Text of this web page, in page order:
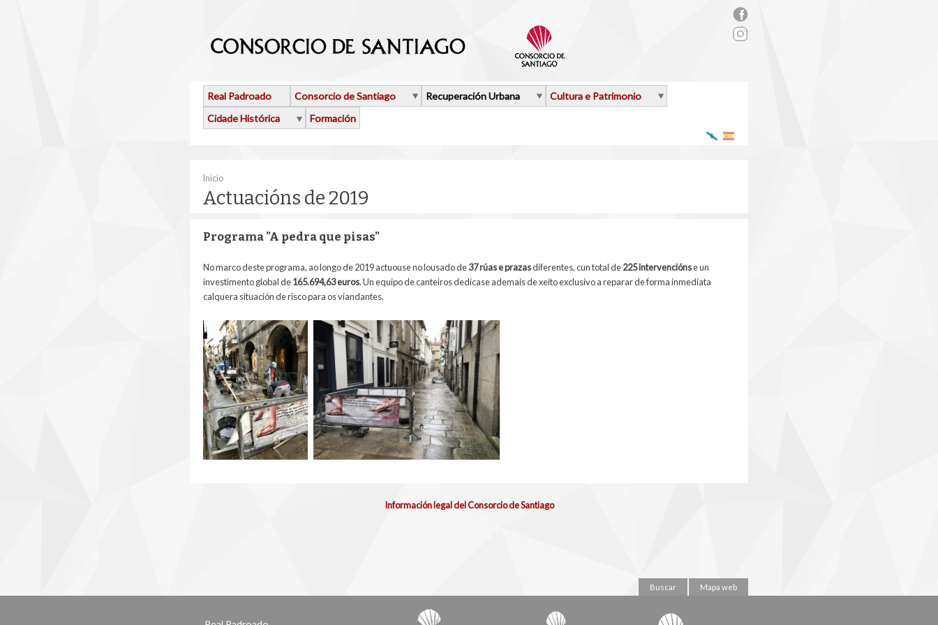
rs_facebook.png
Real Padroado Consorcio de Santiago Recuperación Urbana
Cultura e Patrimonio
Cidade Histórica
Formación
Vostede está aquí
Inicio
Actuacións de 2019
Programa "A pedra que pisas"
No marco deste programa, ao longo de 2019 actuouse no lousado de37 rúas e prazasdiferentes, cun total de225 intervenciónse un
investimentoglobal de165.694,63euros. Un equipo de canteiros dedícase ademais de xeito exclusivo a reparar de forma inmediata
calquera situación de risco para os viandantes.
Información legal del Consorcio de Santiago
Buscar Mapa web